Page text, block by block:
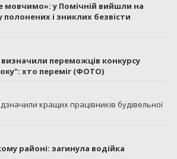
мовчимо»: у Помічній вийшли на
полонених і зниклих безвісти
переможців конкурсу
хто переміг (ФОТО)
кращих працівників будівельної
районі: загинула водійка